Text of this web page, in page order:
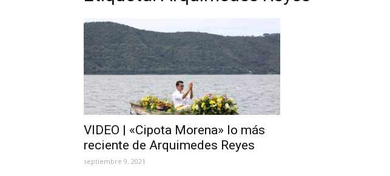
VIDEO | «Cipota Morena» lo más
reciente de Arquimedes Reyes
septiembre 9, 2021